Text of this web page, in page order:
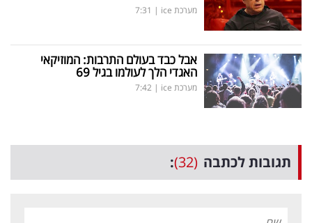
מערכת ice |
7:31
אבל כבד בעולם התרבות: המוזיקאי
האגדי הלך לעולמו בגיל 69
מערכת ice |
7:42
תגובות לכתבה (32)
: